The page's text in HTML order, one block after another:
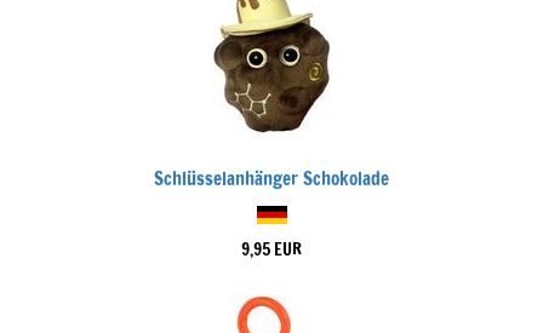
Schlüsselanhänger Schokolade
9,95 EUR